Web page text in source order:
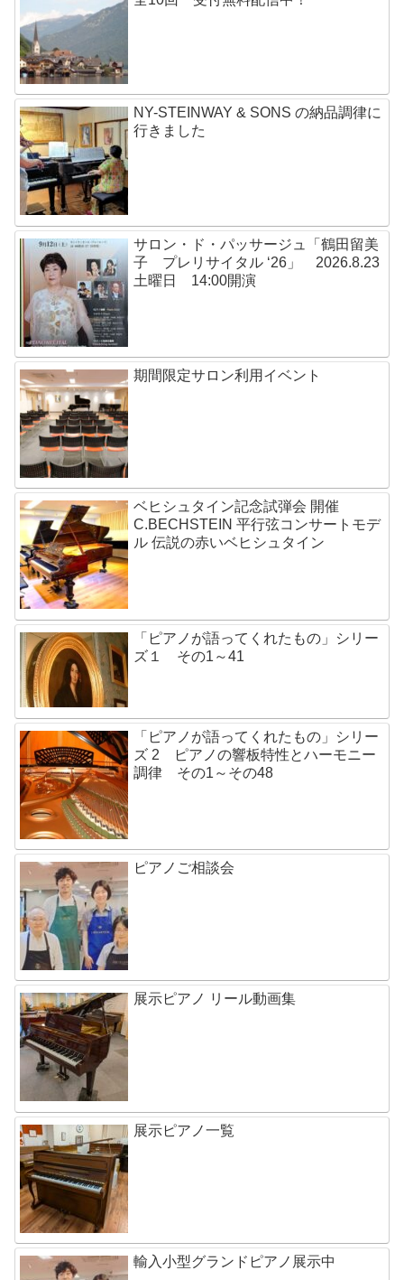
NY-STEINWAY & SONS の納品調律に
行きました
サロン・ド・パッサージュ「鶴田留美
子 プレリサイタル ‘26」 2026.8.23
土曜日 14:00開演
期間限定サロン利用イベント
ベヒシュタイン記念試弾会 開催
C.BECHSTEIN 平行弦コンサートモデ
ル 伝説の赤いベヒシュタイン
「ピアノが語ってくれたもの」シリー
ズ１ その1～41
「ピアノが語ってくれたもの」シリー
ズ 2 ピアノの響板特性とハーモニー
調律 その1～その48
ピアノご相談会
展示ピアノ リール動画集
展示ピアノ一覧
輸入小型グランドピアノ展示中